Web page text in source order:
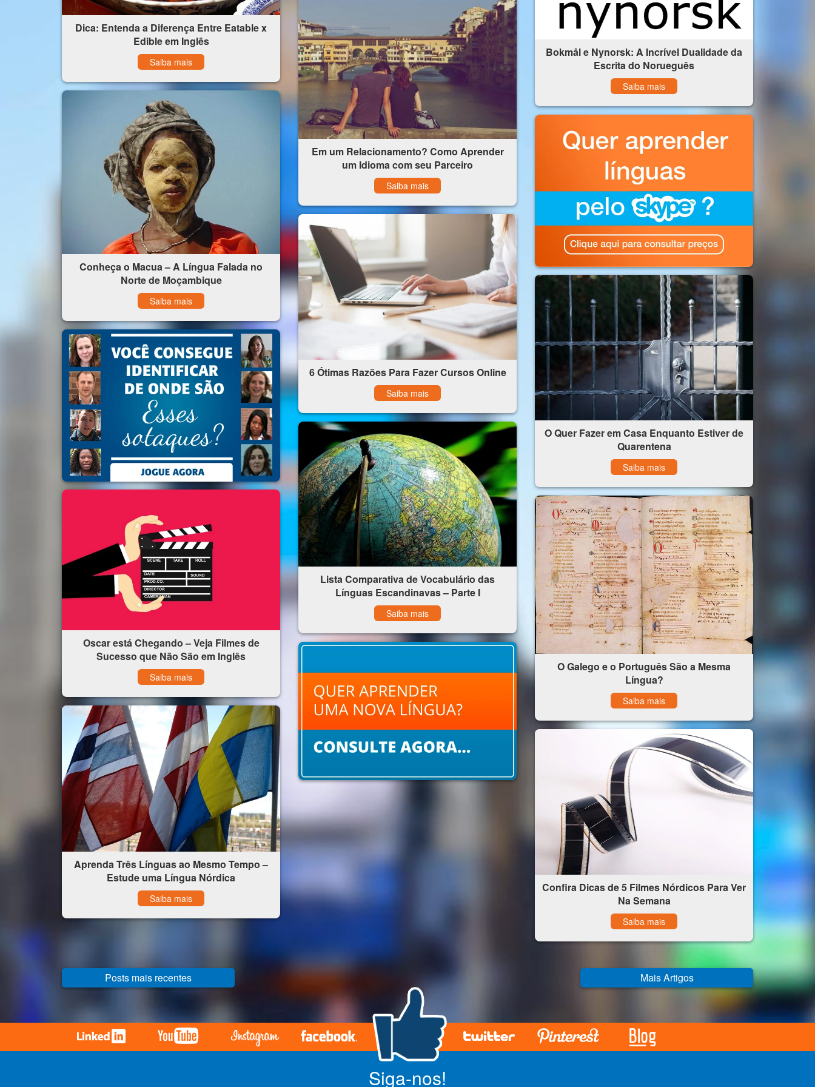
Dica: Entenda a Diferença Entre Eatable x
Edible em Inglês
Saiba mais
Bokmål e Nynorsk: A Incrível Dualidade da
Escrita do Norueguês
Saiba mais
Em um Relacionamento? Como Aprender
um Idioma com seu Parceiro
Saiba mais
Conheça o Macua – A Língua Falada no
Norte de Moçambique
Saiba mais
6 Ótimas Razões Para Fazer Cursos Online
Saiba mais
O Quer Fazer em Casa Enquanto Estiver de
Quarentena
Saiba mais
Lista Comparativa de Vocabulário das
Línguas Escandinavas – Parte I
Saiba mais
Oscar está Chegando – Veja Filmes de
Sucesso que Não São em Inglês
Saiba mais
O Galego e o Português São a Mesma
Língua?
Saiba mais
Aprenda Três Línguas ao Mesmo Tempo –
Estude uma Língua Nórdica
Saiba mais
Confira Dicas de 5 Filmes Nórdicos Para Ver
Na Semana
Saiba mais
Mais Artigos
Posts mais recentes
Siga-nos!